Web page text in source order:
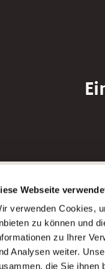
Webseite
verwenden Cookies,
zu können und
zu Ihrer
Analysen weiter.
die Sie ihnen